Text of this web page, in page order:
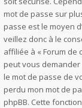
mot de passe sur
passe est le moyen
veillez donc à le
affiliée à « Forum de
peut vous
le mot de passe de
perdu mon mot de
phpBB. Cette